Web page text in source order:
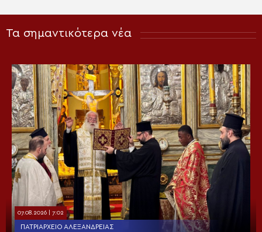
Τα σημαντικότερα νέα
07.08.2026 | 7:02
ΠΑΤΡΙΑΡΧΕΊΟ ΑΛΕΞΑΝΔΡΕΊΑΣ